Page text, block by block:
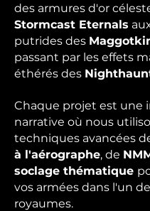
des armures d'or
Stormcast Eternals
putrides des
passant par les effets
éthérés des
Chaque projet est une
narrative où nous
techniques avancées
à l'aérographe, de
soclage thématique
vos armées dans l'un
royaumes.